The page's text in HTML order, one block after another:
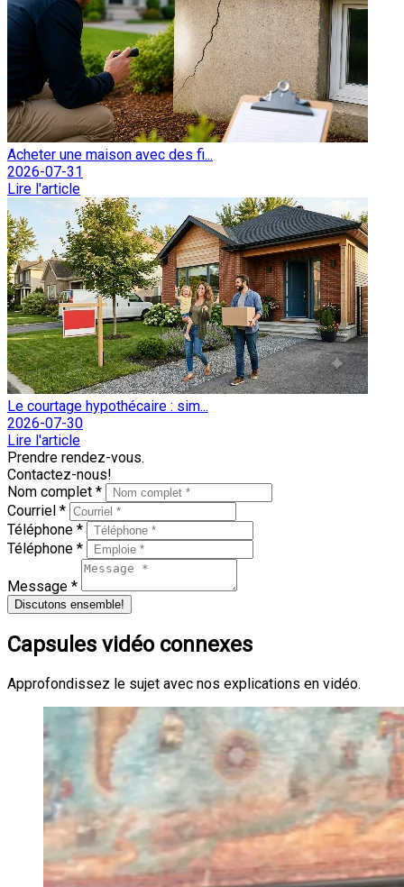
Acheter une maison avec des fi...
2026-07-31
Lire l'article
Le courtage hypothécaire : sim...
2026-07-30
Lire l'article
Prendre rendez-vous.
Contactez-nous!
Nom complet *
Courriel *
Téléphone *
Téléphone *
Message *
Discutons ensemble!
Capsules vidéo connexes
Approfondissez le sujet avec nos explications en vidéo.